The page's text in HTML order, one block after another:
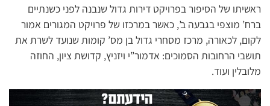
ראשיתו של הסיפור בפרויקט דירות גדול שנבנה לפני כשנתיים
ברח’ מוצפי בגבעה ב’, כאשר במרכזו של פרויקט המגורים אמור
לקום, לכאורה, מרכז מסחרי גדול בן מס’ קומות שנועד לשרת את
תושבי הרחובות הסמוכים: אדמור”י ויזניץ, קדושת ציון, החוזה
מלובלין ועוד.